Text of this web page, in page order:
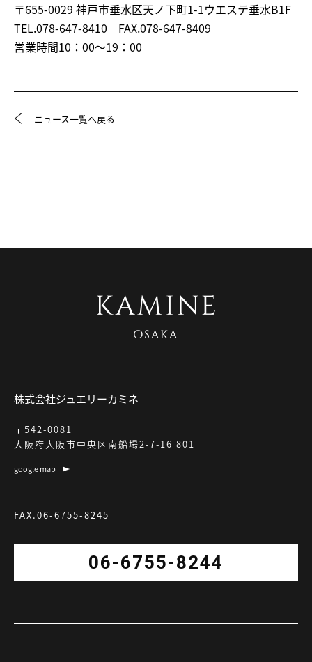
〒655-0029 神戸市垂水区天ノ下町1-1ウエステ垂水B1F
TEL.078-647-8410 FAX.078-647-8409
営業時間10：00～19：00
ニュース一覧へ戻る
株式会社ジュエリーカミネ
〒542-0081
大阪府大阪市中央区南船場2-7-16 801
google map
FAX.06-6755-8245
06-6755-8244